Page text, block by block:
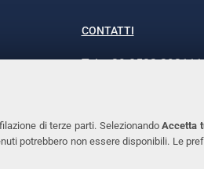
di terze parti. SelezionandoAccetta
potrebbero non essere disponibili. Le
CONTATTI
Tel. +39 0532 293111